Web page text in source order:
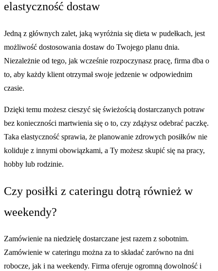
elastyczność dostaw
Jedną z głównych zalet, jaką wyróżnia się dieta w pudełkach, jest
możliwość dostosowania dostaw do Twojego planu dnia.
Niezależnie od tego, jak wcześnie rozpoczynasz pracę, firma dba o
to, aby każdy klient otrzymał swoje jedzenie w odpowiednim
czasie.
Dzięki temu możesz cieszyć się świeżością dostarczanych potraw
bez konieczności martwienia się o to, czy zdążysz odebrać paczkę.
Taka elastyczność sprawia, że planowanie zdrowych posiłków nie
koliduje z innymi obowiązkami, a Ty możesz skupić się na pracy,
hobby lub rodzinie.
Czy posiłki z cateringu dotrą również w
weekendy?
Zamówienie na niedzielę dostarczane jest razem z sobotnim.
Zamówienie w cateringu można za to składać zarówno na dni
robocze, jak i na weekendy. Firma oferuje ogromną dowolność i